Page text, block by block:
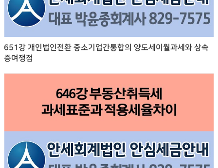
651강 개인법인전환 중소기업간통합의 양도세이월과세와 상속
증여쟁점